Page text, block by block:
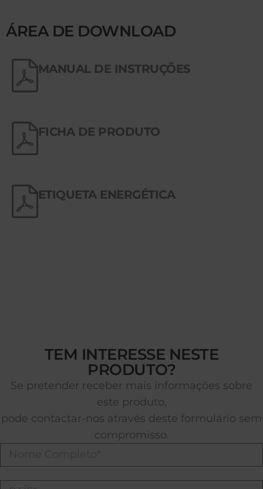
ÁREA DE DOWNLOAD
MANUAL DE INSTRUÇÕES
FICHA DE PRODUTO
ETIQUETA ENERGÉTICA
TEM INTERESSE NESTE
PRODUTO?
Se pretender receber mais informações sobre
este produto,
pode contactar-nos através deste formulário sem
compromisso.